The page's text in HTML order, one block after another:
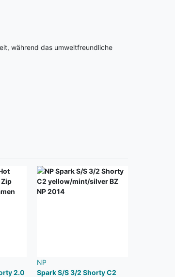
während das umweltfreundliche
2.0
NP
Spark S/S 3/2 Shorty C2